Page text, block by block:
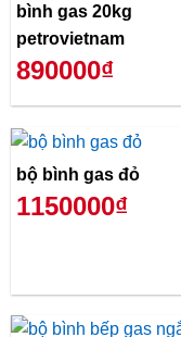
bình gas 20kg
petrovietnam
890000₫
bộ bình gas đỏ
1150000₫